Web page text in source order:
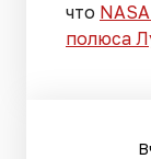
что
полюса